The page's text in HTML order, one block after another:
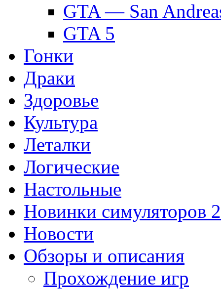
GTA — San
GTA 5
Гонки
Драки
Здоровье
Культура
Леталки
Логические
Настольные
Новинки симуляторов
Новости
Обзоры и описания
Прохождение игр